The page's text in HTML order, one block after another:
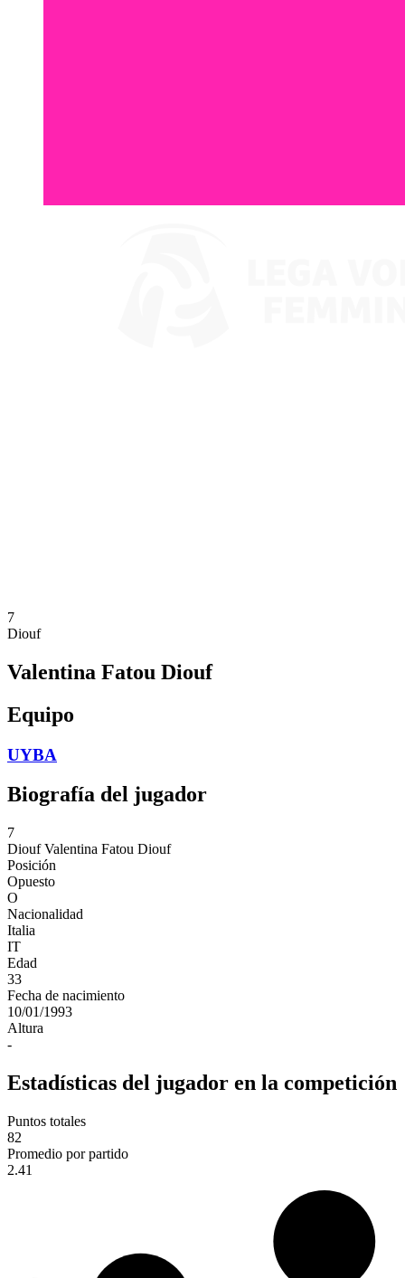
7
Diouf
Valentina Fatou Diouf
Equipo
UYBA
Biografía del jugador
7
Diouf Valentina Fatou Diouf
Posición
Opuesto
O
Nacionalidad
Italia
IT
Edad
33
Fecha de nacimiento
10/01/1993
Altura
-
Estadísticas del jugador en la competición
Puntos totales
82
Promedio por partido
2.41